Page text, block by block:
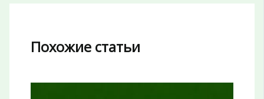
Похожие статьи